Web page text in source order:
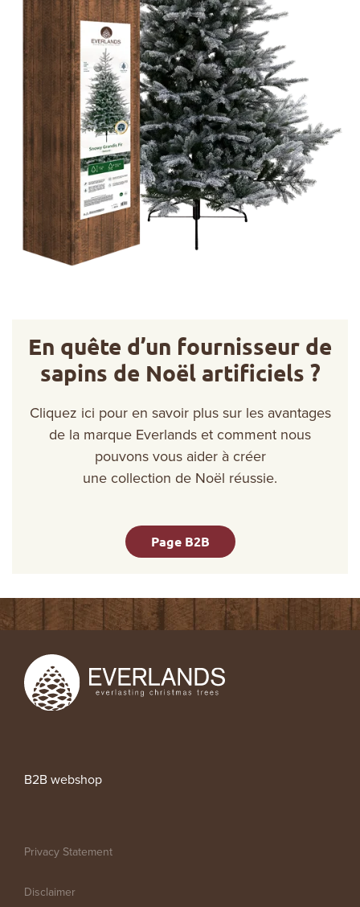
En quête d’un fournisseur de
sapins de Noël artificiels ?
Cliquez ici pour en savoir plus sur les avantages
de la marque Everlands et comment nous
pouvons vous aider à créer
une collection de Noël réussie.
Page B2B
B2B webshop
Privacy Statement
Disclaimer